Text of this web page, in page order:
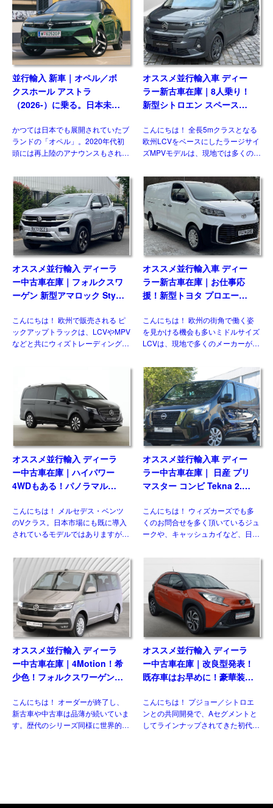
グレード追加で […]
たモデルとして […]
並行輸入 新車｜オペル／ボ
クスホール アストラ
（2026-）に乗る。日本未導
要・スペック・価格の情報。
かつては日本でも展開されていたブ
ランドの「オペル」。2020年代初
頭には再上陸のアナウンスもされま
ません。一方欧州では積極的なモデ
ル展開を行っており、ベストセラー
の基幹モデルがフェイスリフ […]
オススメ並行輸入車 ディー
ラー新古車在庫｜8人乗り！
新型シトロエン スペースツ
180 M 8AT 左ハンドル
こんにちは！ 全長5mクラスとなる
欧州LCVをベースにしたラージサイ
ズMPVモデルは、現地では多くのメ
状日本市場には正規導入されている
モデルはありません。そのなかでも
多くの兄弟車をもつモデ […]
オススメ並行輸入 ディーラ
ー中古車在庫｜フォルクスワ
ーゲン 新型アマロック Style
ドル
こんにちは！ 欧州で販売される ピ
ックアップトラックは、LCVやMPV
などと共にウィズトレーディング
イラックスに続 […]
オススメ並行輸入車 ディー
ラー新古車在庫｜お仕事応
援！新型トヨタ プロエース
3人乗り6MT 右ハンドル
こんにちは！ 欧州の街角で働く姿
を見かける機会も多いミドルサイズ
LCVは、現地で多くのメーカーがラ
日本市場にひとつも正規導入されて
おりません。そのなかでも欧州で高
い評価を得ている国産メーカ […]
オススメ並行輸入 ディーラ
ー中古車在庫｜ハイパワー
4WDもある！パノラマルー
ス V300d アバンギャルド ロ
ング 4Matic 9G-Tronic 左ハ
ンドル
こんにちは！ メルセデス・ベンツ
のVクラス。日本市場にも既に導入
されているモデルではありますが、
的な仕様があるのをご存じですか？
新世代ダウンサイジングユニットに
統一、クラス最強となるパワ […]
オススメ並行輸入車 ディー
ラー中古車在庫｜ 日産 プリ
マスター コンビ Tekna 2.0
ハンドル
こんにちは！ ウィズカーズでも多
くのお問合せを多く頂いているジュ
ークや、キャッシュカイなど、日本
のLCV、NV300（NISSAN NV300
オススメ並行輸入 ディーラ
ー中古車在庫｜4Motion！希
少色！フォルクスワーゲン
Six SWB 2.0TDI 204PS 7人
乗り 7DSG 左ハンドル
こんにちは！ オーダーが終了し、
新古車や中古車は品薄が続いていま
す。歴代のシリーズ同様に世界的に
オススメ並行輸入 ディーラ
ー中古車在庫｜改良型発表！
既存車はお早めに！豪華装備
ゴX パルス 1.0VVT-i CVT 左
ハンドル
こんにちは！ プジョー／シトロエ
ンとの共同開発で、Aセグメントと
してラインナップされてきた初代と